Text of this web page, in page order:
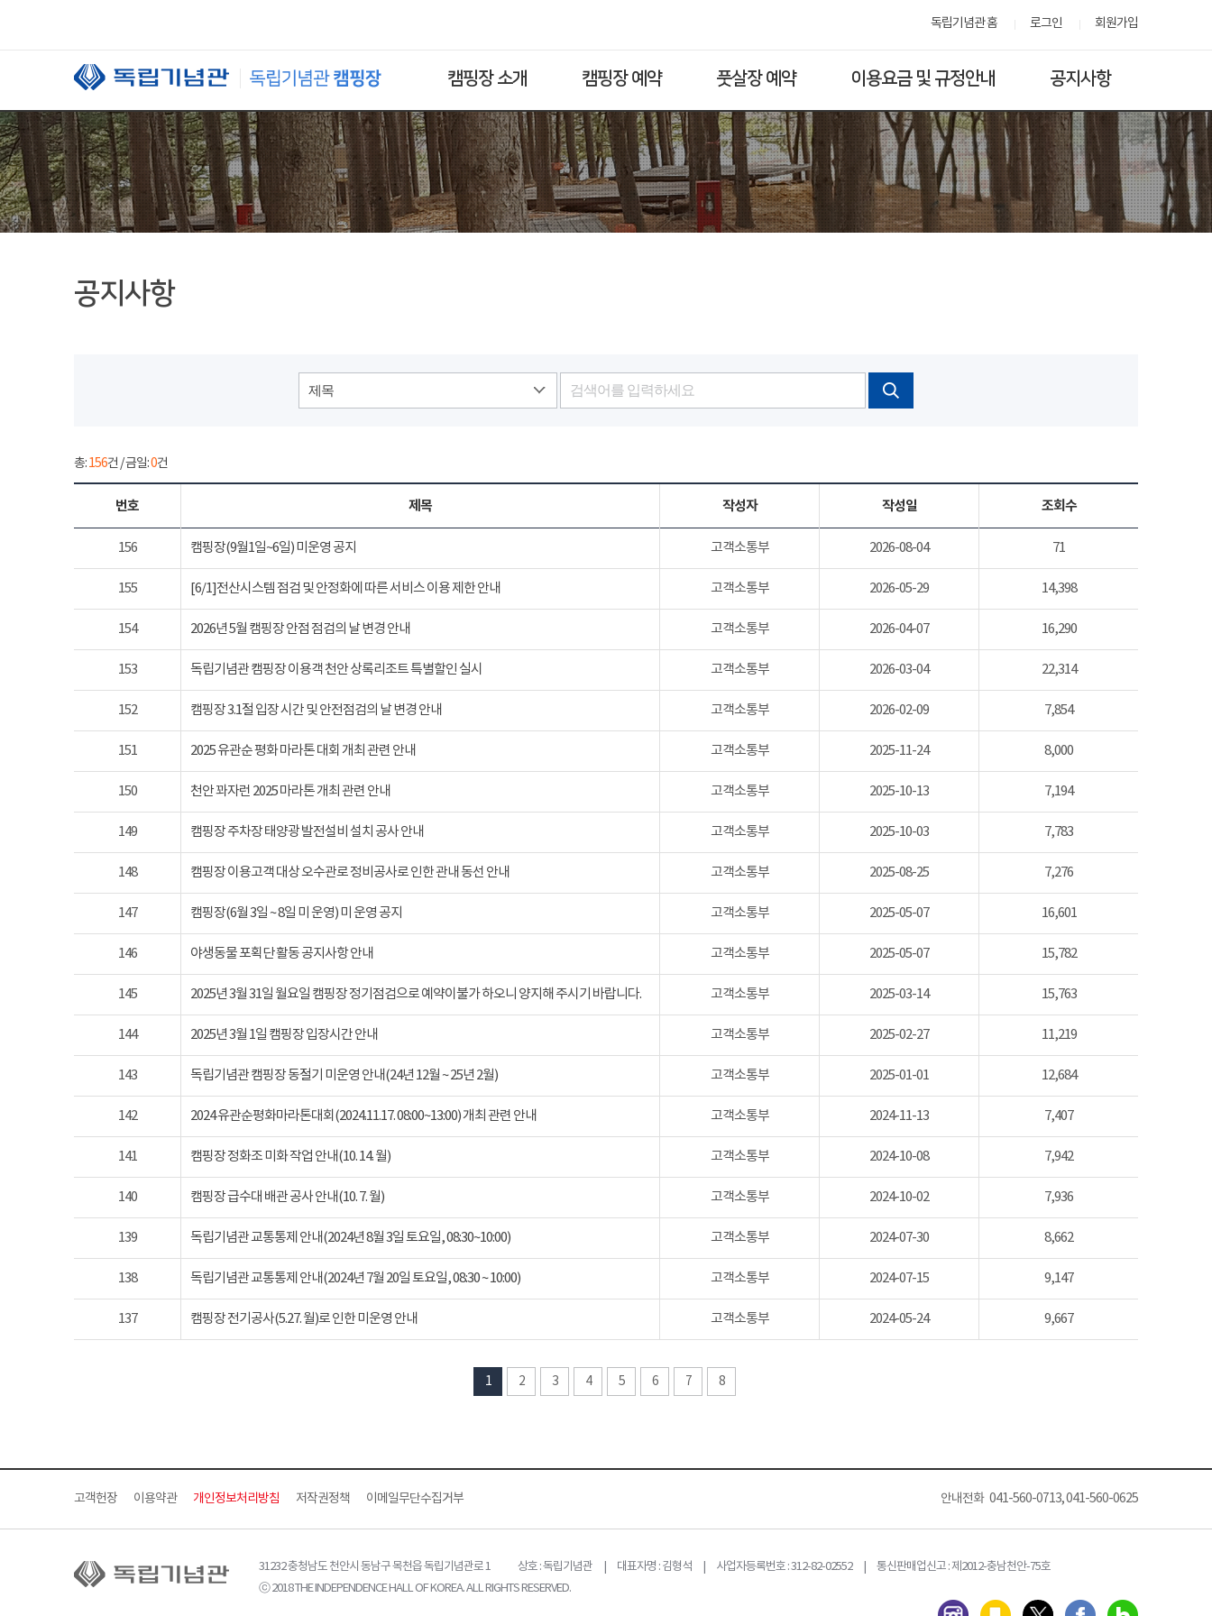
독립기념관 홈 로그인 회원가입
캠핑장 소개 캠핑장 예약 풋살장 예약 이용요금 및 규정안내 공지사항
공지사항
제목
총:156건 / 금일:0건
번호 제목 작성자 작성일 조회수
156 캠핑장(9월1일~6일) 미운영 공지 고객소통부 2026-08-04 71
155 [6/1]전산시스템 점검 및 안정화에 따른 서비스 이용 제한 안내 고객소통부 2026-05-29 14,398
154 2026년 5월 캠핑장 안점 점검의 날 변경 안내 고객소통부 2026-04-07 16,290
153 독립기념관 캠핑장 이용객 천안 상록리조트 특별할인 실시 고객소통부 2026-03-04 22,314
152 캠핑장 3.1절 입장 시간 및 안전점검의 날 변경 안내 고객소통부 2026-02-09 7,854
151 2025 유관순 평화 마라톤 대회 개최 관련 안내 고객소통부 2025-11-24 8,000
150 천안 꽈자런 2025 마라톤 개최 관련 안내 고객소통부 2025-10-13 7,194
149 캠핑장 주차장 태양광 발전설비 설치 공사 안내 고객소통부 2025-10-03 7,783
148 캠핑장 이용고객 대상 오수관로 정비공사로 인한 관내 동선 안내 고객소통부 2025-08-25 7,276
147 캠핑장(6월 3일 ~ 8일 미 운영) 미 운영 공지 고객소통부 2025-05-07 16,601
146 야생동물 포획단 활동 공지사항 안내 고객소통부 2025-05-07 15,782
145 2025년 3월 31일 월요일 캠핑장 정기점검으로 예약이불가 하오니 양지해 주시기 바랍니다. 고객소통부 2025-03-14 15,763
144 2025년 3월 1일 캠핑장 입장시간 안내 고객소통부 2025-02-27 11,219
143 독립기념관 캠핑장 동절기 미운영 안내(24년 12월 ~ 25년 2월) 고객소통부 2025-01-01 12,684
142 2024 유관순평화마라톤대회(2024.11.17. 08:00~13:00) 개최 관련 안내 고객소통부 2024-11-13 7,407
141 캠핑장 정화조 미화 작업 안내(10. 14. 월) 고객소통부 2024-10-08 7,942
140 캠핑장 급수대 배관 공사 안내(10. 7. 월) 고객소통부 2024-10-02 7,936
139 독립기념관 교통통제 안내(2024년 8월 3일 토요일, 08:30~10:00) 고객소통부 2024-07-30 8,662
138 독립기념관 교통통제 안내(2024년 7월 20일 토요일, 08:30 ~ 10:00) 고객소통부 2024-07-15 9,147
137 캠핑장 전기공사(5.27. 월)로 인한 미운영 안내 고객소통부 2024-05-24 9,667
1 2 3 4 5 6 7 8
고객헌장 이용약관 개인정보처리방침 저작권정책 이메일무단수집거부 안내전화 041-560-0713, 041-560-0625
31232 충청남도 천안시 동남구 목천읍 독립기념관로 1
상호 : 독립기념관 | 대표자명 : 김형석 | 사업자등록번호 : 312-82-02552 | 통신판매업신고 : 제2012-충남천안-75호
ⓒ 2018 THE INDEPENDENCE HALL OF KOREA. ALL RIGHTS RESERVED.